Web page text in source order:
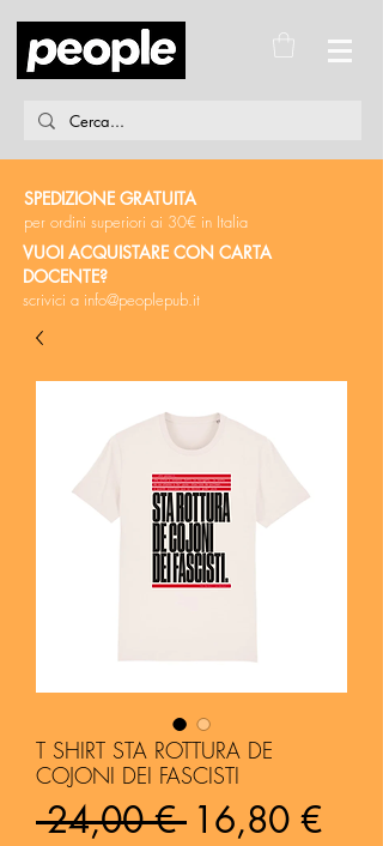
SPEDIZIONE GRATUITA
per ordini superiori ai 30€ in Italia
VUOI ACQUISTARE CON CARTA
DOCENTE?
scrivici a info@peoplepub.it
T SHIRT STA ROTTURA DE
COJONI DEI FASCISTI
24,00 € Prezzo
16,80 €